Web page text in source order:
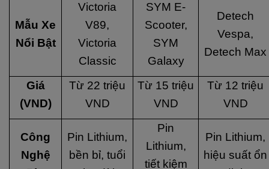
Mẫu Xe
Nổi Bật
Victoria
V89,
Victoria
Classic
SYM E-
Scooter,
SYM
Galaxy
Detech
Vespa,
Detech Max
Giá
(VND)
Từ 22 triệu
VND
Từ 15 triệu
VND
Từ 12 triệu
VND
Công
Nghệ
Pin Lithium,
bền bỉ, tuổi
Pin
Lithium,
tiết kiệm
Pin Lithium,
hiệu suất ổn